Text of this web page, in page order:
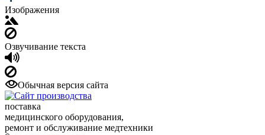
Изображения
Озвучивание текста
Обычная версия сайта
поставка
медицинского оборудования,
ремонт и обслуживание медтехники